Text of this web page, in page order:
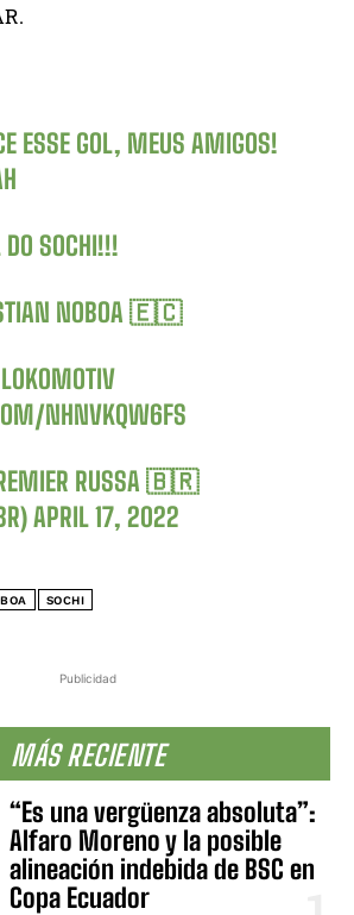
Publicidad
MÁS RECIENTE
“Es una vergüenza absoluta”:
Alfaro Moreno y la posible
alineación indebida de BSC en
Copa Ecuador
ESSE GOL, MEUS AMIGOS!
DO SOCHI!!!
NOBOA 🇪🇨
NHNVKQW6FS
RUSSA 🇧🇷
APRIL 17, 2022
SOCHI